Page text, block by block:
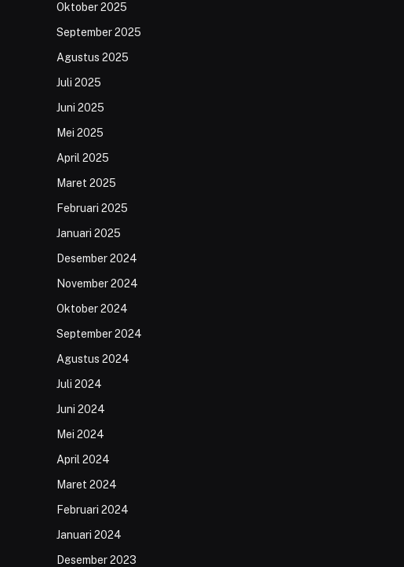
Oktober 2025
September 2025
Agustus 2025
Juli 2025
Juni 2025
Mei 2025
April 2025
Maret 2025
Februari 2025
Januari 2025
Desember 2024
November 2024
Oktober 2024
September 2024
Agustus 2024
Juli 2024
Juni 2024
Mei 2024
April 2024
Maret 2024
Februari 2024
Januari 2024
Desember 2023